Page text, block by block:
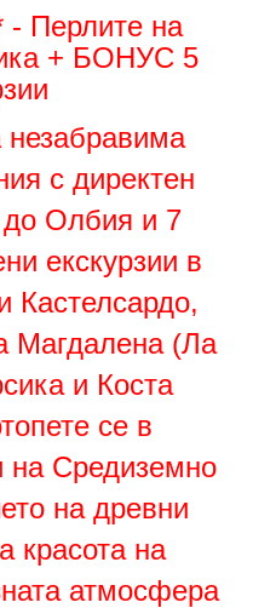
- Перлите на
+ БОНУС 5
незабравима
с директен
Олбия и 7
екскурзии в
Кастелсардо,
Магдалена (Ла
и Коста
се в
на Средиземно
на древни
красота на
атмосфера